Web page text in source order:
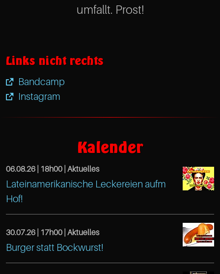
umfallt. Prost!
Links nicht rechts
Bandcamp
Instagram
https://www.facebook.com/
Altona
Gaußstr.
Hamburg
22765
Hamburg
Kalender
06.08.26 | 18h00 | Aktuelles
Lateinamerikanische Leckereien aufm
Hof!
https://www.facebook.com/
Treibeis
Altona
Gaußstr.
30.07.26 | 17h00 | Aktuelles
Burger statt Bockwurst!
https://www.facebook.com/
Café